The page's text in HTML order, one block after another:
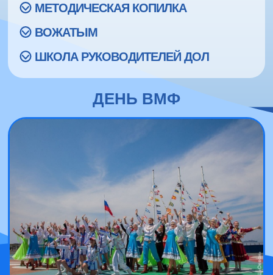
МЕТОДИЧЕСКАЯ КОПИЛКА
ВОЖАТЫМ
ШКОЛА РУКОВОДИТЕЛЕЙ ДОЛ
ДЕНЬ ВМФ